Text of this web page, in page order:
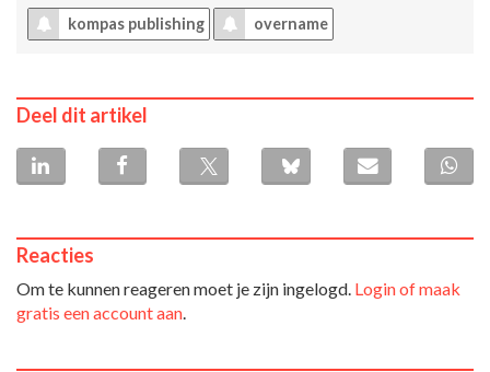
kompas publishing overname
Deel dit artikel
Reacties
Om te kunnen reageren moet je zijn ingelogd. Login of maak
gratis een account aan